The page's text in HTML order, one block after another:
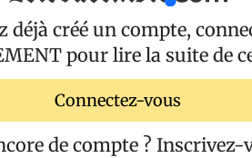
déjà créé un compte,
pour lire la suite de
Connectez-vous
de compte ? Inscrivez-